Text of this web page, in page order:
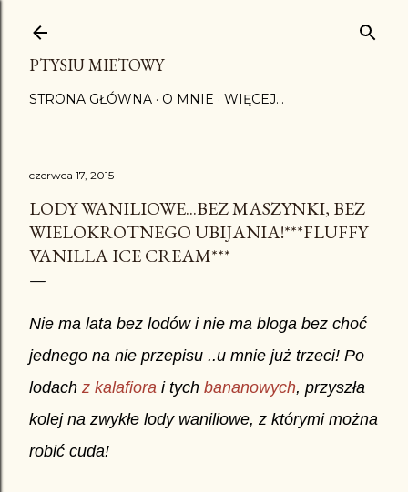
PTYSIU MIETOWY
STRONA GŁÓWNA O MNIE WIĘCEJ…
czerwca 17, 2015
LODY WANILIOWE...BEZ MASZYNKI, BEZ
WIELOKROTNEGO UBIJANIA!***FLUFFY
VANILLA ICE CREAM***
Nie ma lata bez lodów i nie ma bloga bez choć
jednego na nie przepisu ..u mnie już trzeci! Po
lodach z kalafiora i tych bananowych, przyszła
kolej na zwykłe lody waniliowe, z którymi można
robić cuda!